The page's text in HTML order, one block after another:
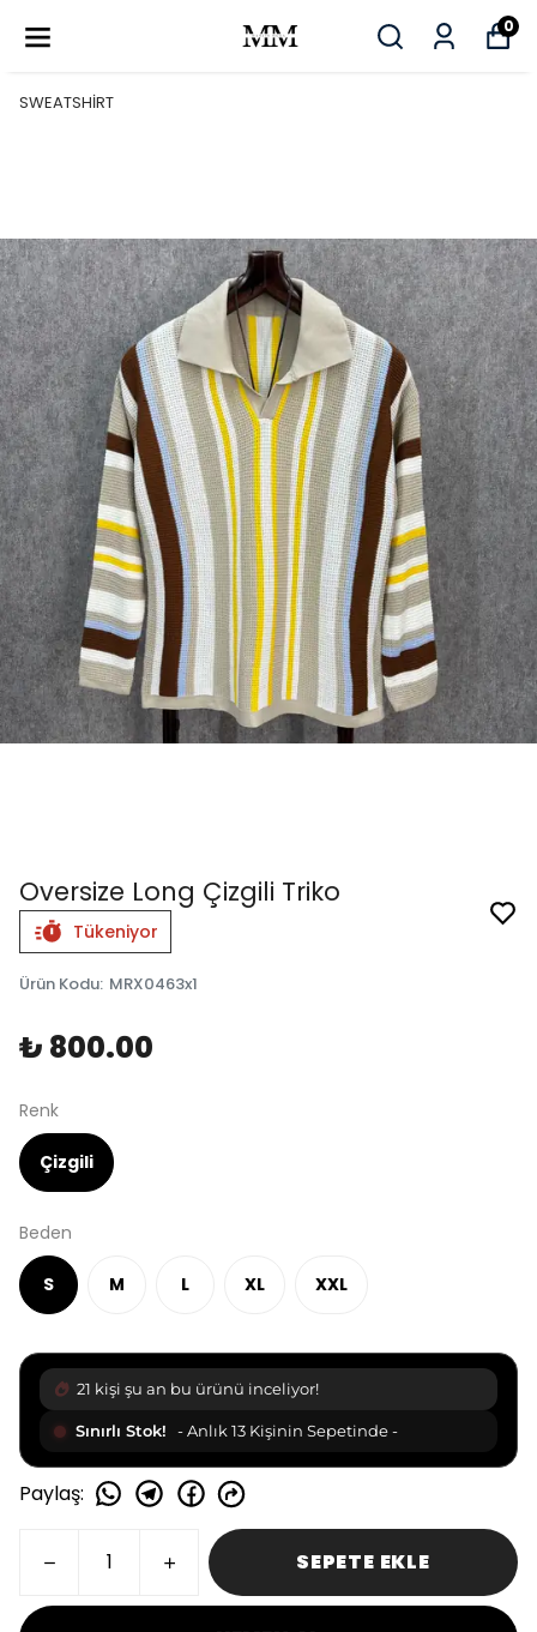
0
SWEATSHİRT
Oversize Long Çizgili Triko
Tükeniyor
Ürün Kodu: MRX0463x1
₺ 800.00
Renk
Çizgili
Beden
S M L XL XXL
21 kişi şu an bu ürünü inceliyor!
Sınırlı Stok! - Anlık 13 Kişinin Sepetinde -
Paylaş:
SEPETE EKLE